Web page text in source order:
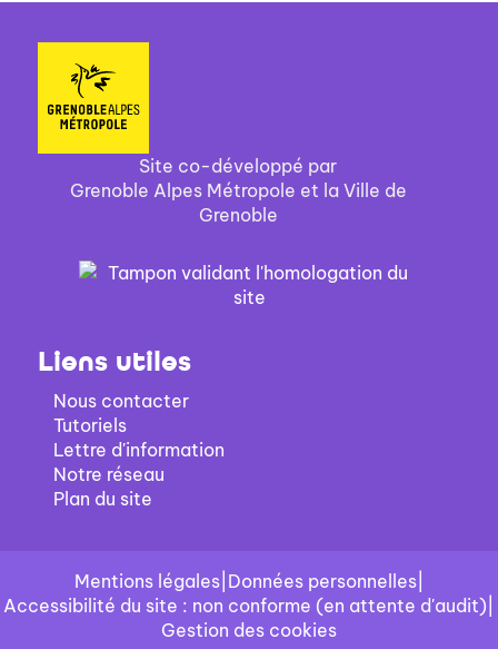
Site co-développé par
Grenoble Alpes Métropole et la Ville de
Grenoble
Liens utiles
Nous contacter
Tutoriels
Lettre d'information
Notre réseau
Plan du site
Mentions légales| Données personnelles|
Accessibilité du site : non conforme (en attente d'audit)
Gestion des cookies